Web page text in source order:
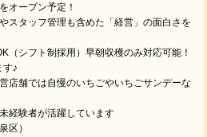
オープン予定！
スタッフ管理も含めた「経営」の面白さを
（シフト制採用）早朝収穫のみ対応可能！
す♪
店舗では自慢のいちごやいちごサンデーな
経験者が活躍しています
区）